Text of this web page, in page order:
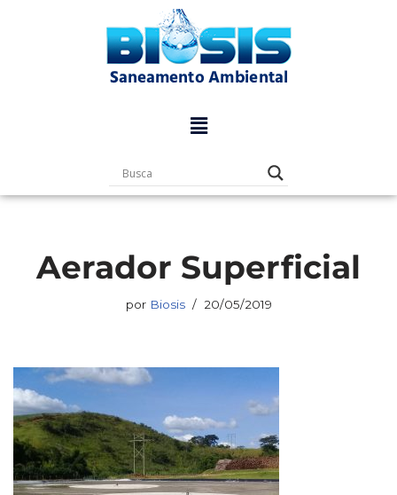
Aerador Superficial
por Biosis 20/05/2019